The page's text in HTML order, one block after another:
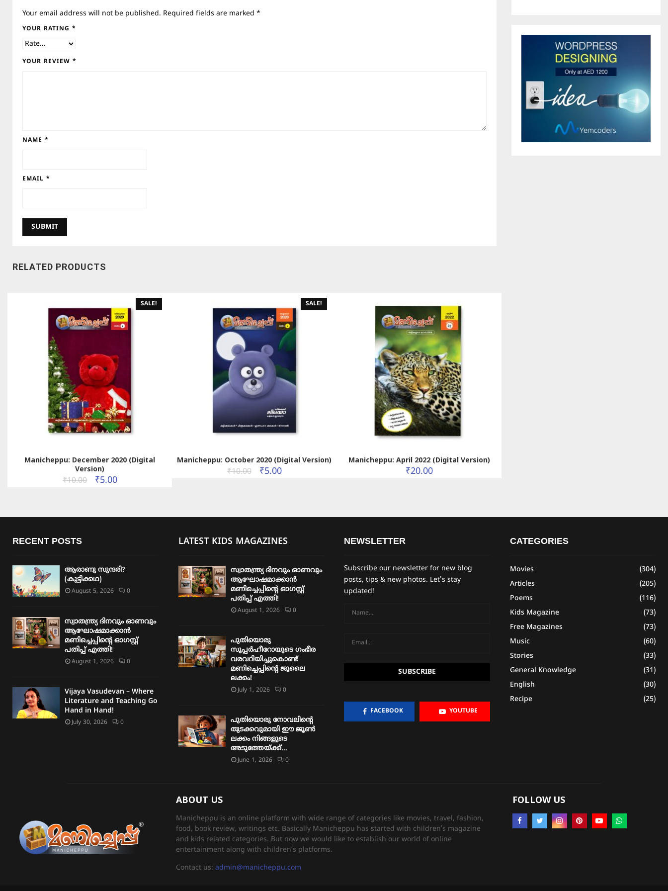
Your email address will not be published. Required fields are marked *
YOUR RATING *
YOUR REVIEW *
NAME *
EMAIL *
RELATED PRODUCTS
SALE!
Manicheppu: December 2020 (Digital
Version)
₹10.00 ₹5.00
SALE!
Manicheppu: October 2020 (Digital Version)
₹10.00 ₹5.00
Manicheppu: April 2022 (Digital Version)
₹20.00
RECENT POSTS
ആരാണു സുന്ദരി?
(കുട്ടിക്കഥ)
August 5, 2026 0
സ്വാതന്ത്ര്യ ദിനവും ഓണവും
ആഘോഷമാക്കാൻ
മണിച്ചെപ്പിന്റെ ഓഗസ്റ്റ്
പതിപ്പ് എത്തി!
August 1, 2026 0
Vijaya Vasudevan – Where
Literature and Teaching Go
Hand in Hand!
July 30, 2026 0
LATEST KIDS MAGAZINES
സ്വാതന്ത്ര്യ ദിനവും ഓണവും
ആഘോഷമാക്കാൻ
മണിച്ചെപ്പിന്റെ ഓഗസ്റ്റ്
പതിപ്പ് എത്തി!
August 1, 2026 0
പുതിയൊരു
സൂപ്പർഹീറോയുടെ ഗംഭീര
വരവറിയിച്ചുകൊണ്ട്
മണിച്ചെപ്പിന്റെ ജൂലൈ
ലക്കം!
July 1, 2026 0
പുതിയൊരു നോവലിന്റെ
തുടക്കവുമായി ഈ ജൂൺ
ലക്കം നിങ്ങളുടെ
അടുത്തേയ്ക്ക്…
June 1, 2026 0
NEWSLETTER
Subscribe our newsletter for new blog
posts, tips & new photos. Let's stay
updated!
FACEBOOK YOUTUBE
CATEGORIES
Movies
(304)
Articles
(205)
Poems
(116)
Kids Magazine
(73)
Free Magazines
(73)
Music
(60)
Stories
(33)
General Knowledge
(31)
English
(30)
Recipe
(25)
ABOUT US
Manicheppu is an online platform with wide range of categories like movies, travel, fashion,
food, book review, writings etc. Basically Manicheppu has started with children’s magazine
and kids related categories. But now we would like to establish our world of online
entertainment along with children’s platforms.
Contact us: admin@manicheppu.com
FOLLOW US